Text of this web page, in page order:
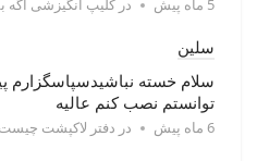
در کلیپ انگیزشی اگه
سلین
سلام خسته نباشیدسپاسگزارم
توانستم نصب کنم عالیه
در دفتر لاکپشت چیست؟